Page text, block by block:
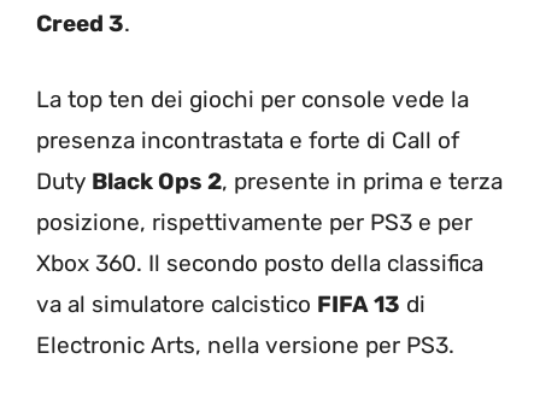
Creed 3.
La top ten dei giochi per console vede la
presenza incontrastata e forte di Call of
Duty Black Ops 2, presente in prima e terza
posizione, rispettivamente per PS3 e per
Xbox 360. Il secondo posto della classifica
va al simulatore calcistico FIFA 13 di
Electronic Arts, nella versione per PS3.